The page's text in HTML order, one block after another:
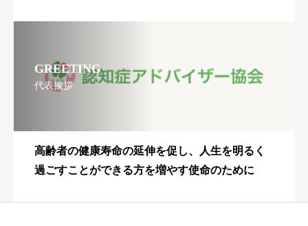
GREETING
代表挨拶
高齢者の健康寿命の延伸を促し、人生を明るく
過ごすことができる方を増やす使命のために